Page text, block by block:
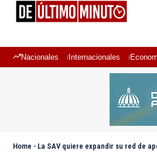
Nacionales Internacionales
Home - La SAV quiere expandir su red de